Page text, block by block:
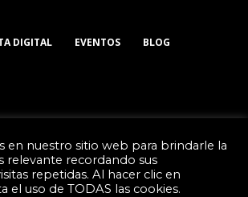
DIGITAL EVENTOS BLOG
LOS DERECHOS RESERVADOS
en nuestro sitio web para brindarle la
relevante recordando sus
repetidas. Al hacer clic en
el uso de TODAS las cookies.